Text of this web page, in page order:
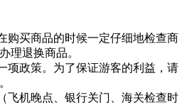
购买商品的时候一定仔细地检查商
理退换商品。
项政策。为了保证游客的利益，请
飞机晚点、银行关门、海关检查时